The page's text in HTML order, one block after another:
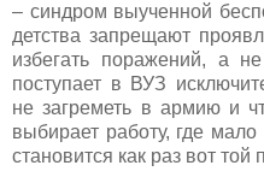
– синдром выученной
детства запрещают
избегать поражений, а
поступает в ВУЗ
не загреметь в армию и
выбирает работу, где
становится как раз вот